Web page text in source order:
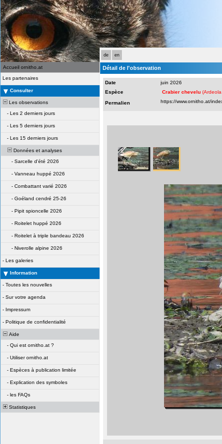
de en
Accueil ornitho.at
Les partenaires
Consulter
Les observations
- Les 2 derniers jours
- Les 5 derniers jours
- Les 15 derniers jours
Données et analyses
- Sarcelle d'été 2026
- Vanneau huppé 2026
- Combattant varié 2026
- Goéland cendré 25-26
- Pipit spioncelle 2026
- Roitelet huppé 2026
- Roitelet à triple bandeau 2026
- Niverolle alpine 2026
- Les galeries
Information
- Toutes les nouvelles
- Sur votre agenda
- Impressum
- Politique de confidentialité
Aide
- Qui est ornitho.at ?
- Utiliser ornitho.at
- Espèces à publication limitée
- Explication des symboles
- les FAQs
Statistiques
Détail de l'observation
Date
juin 2026
Espèce
Crabier chevelu
Permalien